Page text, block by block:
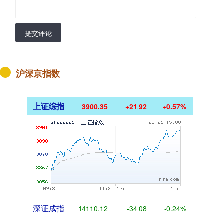
提交评论
沪深京指数
上证综指 3900.35 +21.92 +0.57%
深证成指 14110.12 -34.08 -0.24%